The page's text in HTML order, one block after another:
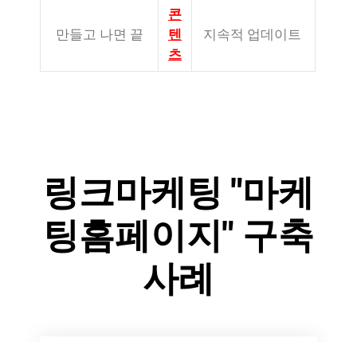
만들고 나면 끝
콘
텐
츠
지속적 업데이트
링크마케팅 "마케
팅홈페이지" 구축
사례